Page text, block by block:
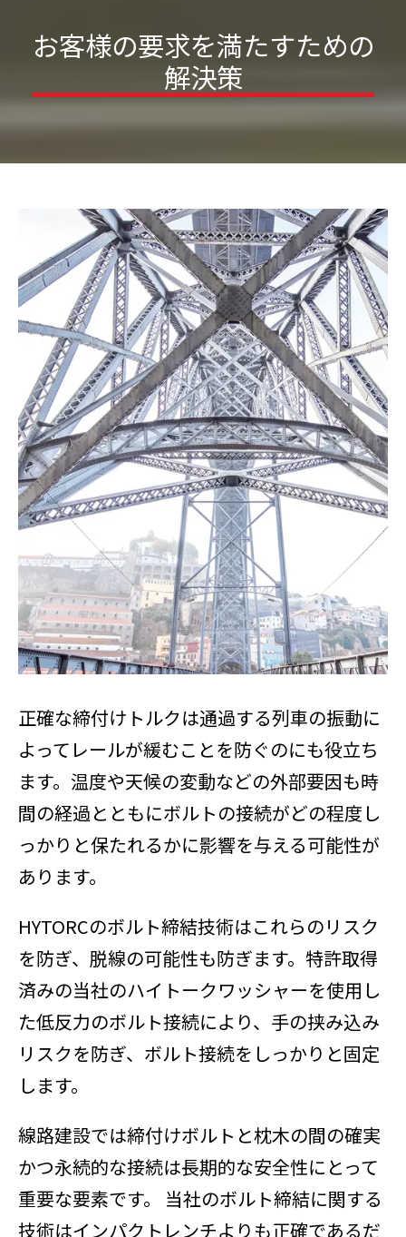
お客様の要求を満たすための
解決策
正確な締付けトルクは通過する列車の振動に
よってレールが緩むことを防ぐのにも役立ち
ます。温度や天候の変動などの外部要因も時
間の経過とともにボルトの接続がどの程度し
っかりと保たれるかに影響を与える可能性が
あります。
HYTORCのボルト締結技術はこれらのリスク
を防ぎ、脱線の可能性も防ぎます。特許取得
済みの当社のハイトークワッシャーを使用し
た低反力のボルト接続により、手の挟み込み
リスクを防ぎ、ボルト接続をしっかりと固定
します。
線路建設では締付けボルトと枕木の間の確実
かつ永続的な接続は長期的な安全性にとって
重要な要素です。 当社のボルト締結に関する
技術はインパクトレンチよりも正確であるだ